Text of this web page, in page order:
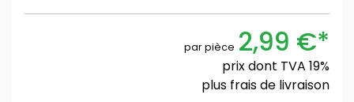
par pièce 2,99 €*
prix dont TVA 19%
plus frais de livraison